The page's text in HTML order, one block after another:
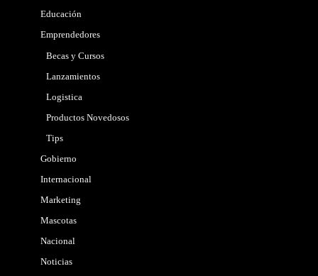
Educación
Emprendedores
Becas y Cursos
Lanzamientos
Logistica
Productos Novedosos
Tips
Gobierno
Internacional
Marketing
Mascotas
Nacional
Noticias